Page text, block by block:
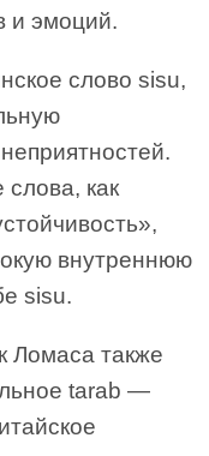
и эмоций.
слово sisu,
как
внутреннюю
sisu.
Ломаса также
tarab —